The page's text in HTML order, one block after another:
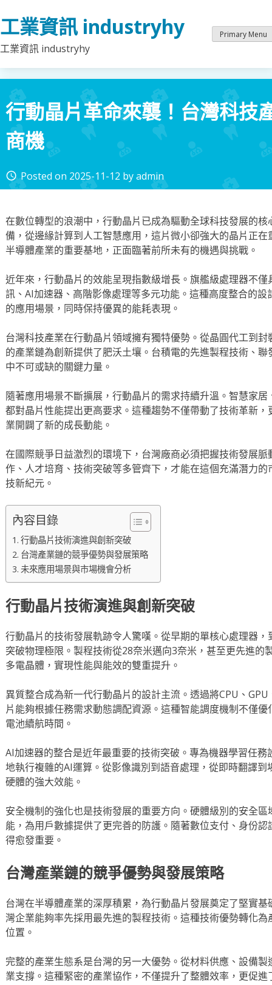
to
content
工業資訊 industryhy
工業資訊 industryhy
Primary Menu
行動晶片革命來襲！台灣科技
商機
access_time Posted on 2025-11-12 byadmin
在數位轉型的浪潮中，行動晶片已成為驅動全球科技發展的
備，從邊緣計算到人工智慧應用，這片微小卻強大的晶片正
半導體產業的重要基地，正面臨著前所未有的機遇與挑戰。
近年來，行動晶片的效能呈現指數級增長。旗艦級處理器不
訊、AI加速器、高階影像處理等多元功能。這種高度整合的
的應用場景，同時保持優異的能耗表現。
台灣科技產業在行動晶片領域擁有獨特優勢。從晶圓代工到
的產業鏈為創新提供了肥沃土壤。台積電的先進製程技術、
中不可或缺的關鍵力量。
隨著應用場景不斷擴展，行動晶片的需求持續升溫。智慧家
都對晶片性能提出更高要求。這種趨勢不僅帶動了技術革新
業開闢了新的成長動能。
在國際競爭日益激烈的環境下，台灣廠商必須把握技術發展
作、人才培育、技術突破等多管齊下，才能在這個充滿潛力
技新紀元。
內容目錄
行動晶片技術演進與創新突破
台灣產業鏈的競爭優勢與發展策略
未來應用場景與市場機會分析
行動晶片技術演進與創新突破
行動晶片的技術發展軌跡令人驚嘆。從早期的單核心處理器
突破物理極限。製程技術從28奈米邁向3奈米，甚至更先進的
多電晶體，實現性能與能效的雙重提升。
異質整合成為新一代行動晶片的設計主流。透過將CPU、
片能夠根據任務需求動態調配資源。這種智能調度機制不僅
電池續航時間。
AI加速器的整合是近年最重要的技術突破。專為機器學習任
地執行複雜的AI運算。從影像識別到語音處理，從即時翻譯
硬體的強大效能。
安全機制的強化也是技術發展的重要方向。硬體級別的安全
能，為用戶數據提供了更完善的防護。隨著數位支付、身份
得愈發重要。
台灣產業鏈的競爭優勢與發展策略
台灣在半導體產業的深厚積累，為行動晶片發展奠定了堅實
灣企業能夠率先採用最先進的製程技術。這種技術優勢轉化
位置。
完整的產業生態系是台灣的另一大優勢。從材料供應、設備
業支撐。這種緊密的產業協作，不僅提升了整體效率，更促